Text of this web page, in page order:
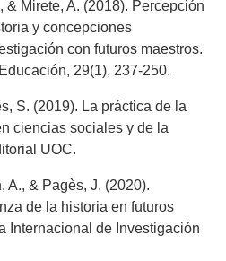
& Mirete, A. (2018). Percepción
y concepciones
con futuros maestros.
29(1), 237-250.
S. (2019). La práctica de la
ciencias sociales y de la
UOC.
A., & Pagès, J. (2020).
de la historia en futuros
Internacional de Investigación